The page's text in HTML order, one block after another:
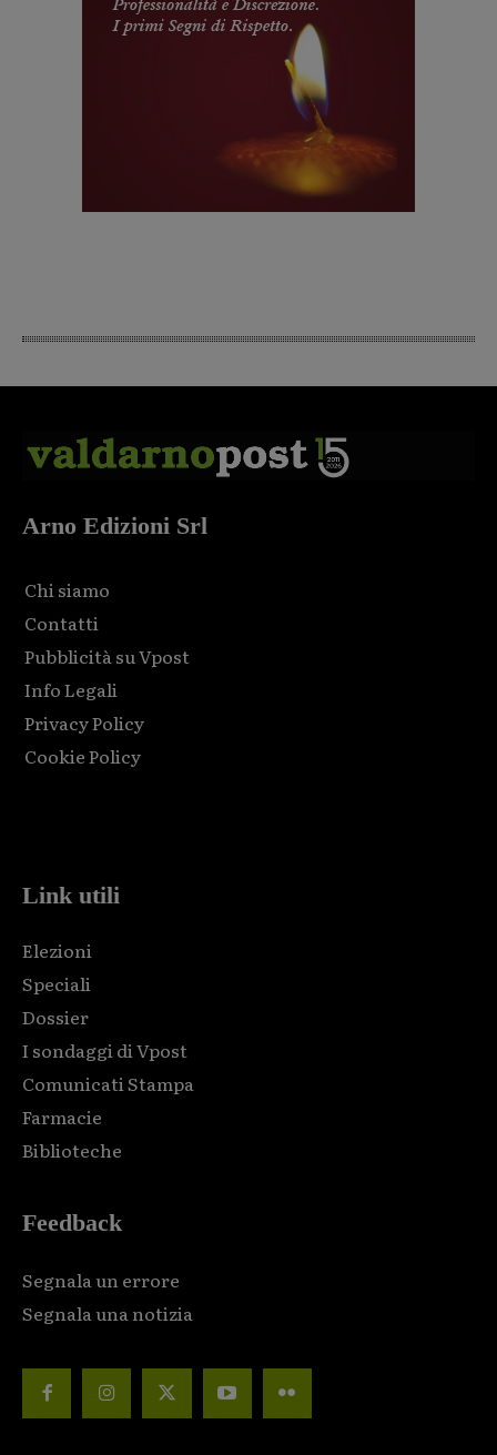
Arno Edizioni Srl
Chi siamo
Contatti
Pubblicità su Vpost
Info Legali
Privacy Policy
Cookie Policy
Link utili
Elezioni
Speciali
Dossier
I sondaggi di Vpost
Comunicati Stampa
Farmacie
Biblioteche
Feedback
Segnala un errore
Segnala una notizia